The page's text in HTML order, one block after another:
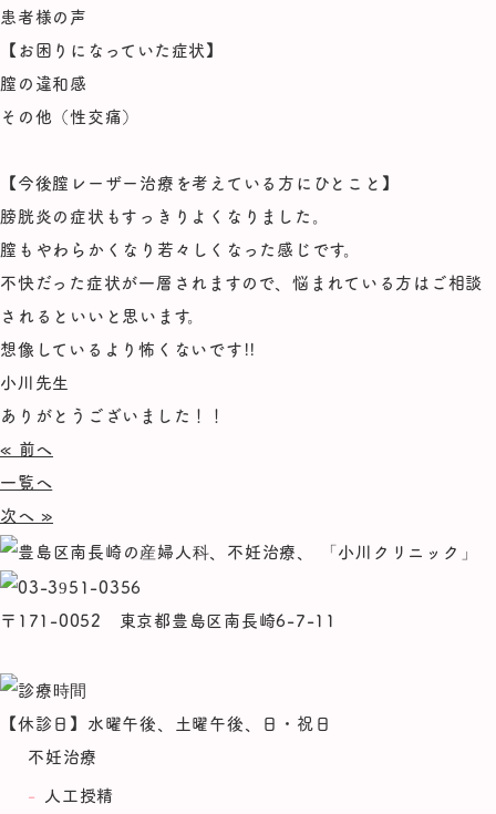
患者様の声
【お困りになっていた症状】
膣の違和感
その他（性交痛）
【今後膣レーザー治療を考えている方にひとこと】
膀胱炎の症状もすっきりよくなりました。
膣もやわらかくなり若々しくなった感じです。
不快だった症状が一層されますので、悩まれている方はご相談
されるといいと思います。
想像しているより怖くないです!!
小川先生
ありがとうございました！！
« 前へ
一覧へ
次へ »
〒171-0052 東京都豊島区南長崎6-7-11
【休診日】水曜午後、土曜午後、日・祝日
不妊治療
人工授精